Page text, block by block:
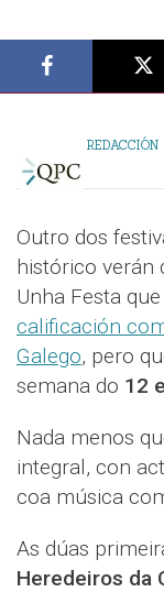
REDACCIÓN
Outro dos
histórico verán
Unha Festa
calificación
Galego, pero
semana do 12
Nada menos
integral, con
coa música
As dúas
Heredeiros da